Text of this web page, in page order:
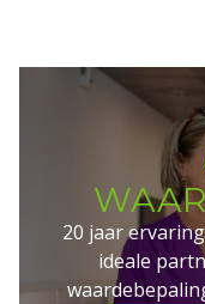
20 jaar
ideale